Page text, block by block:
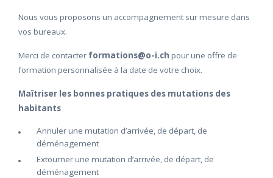
Nous vous proposons un accompagnement sur mesure dans
vos bureaux.
Merci de contacter formations@o-i.ch pour une offre de
formation personnalisée à la date de votre choix.
Maîtriser les bonnes pratiques des mutations des
habitants
Annuler une mutation d’arrivée, de départ, de
déménagement
Extourner une mutation d’arrivée, de départ, de
déménagement